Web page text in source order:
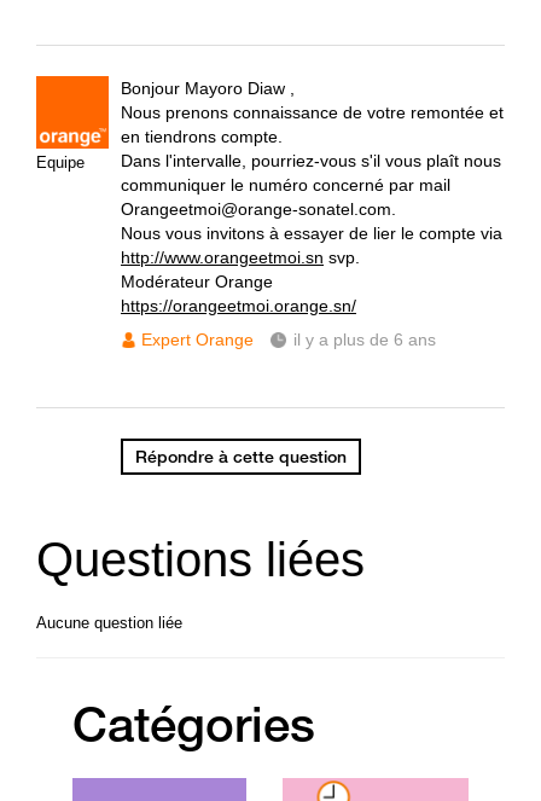
Equipe
Bonjour Mayoro Diaw ,
Nous prenons connaissance de votre remontée et
en tiendrons compte.
Dans l'intervalle, pourriez-vous s'il vous plaît nous
communiquer le numéro concerné par mail
Orangeetmoi@orange-sonatel.com.
Nous vous invitons à essayer de lier le compte via
http://www.orangeetmoi.sn svp.
Modérateur Orange
https://orangeetmoi.orange.sn/
Expert Orange
il y a plus de 6 ans
Répondre à cette question
Questions liées
Aucune question liée
Catégories